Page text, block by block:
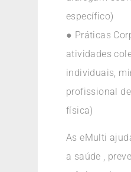
específico)
● Práticas
atividades
individuais,
profissional
física)
As eMulti
a saúde ,